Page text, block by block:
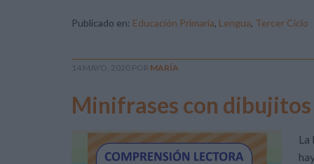
Publicado en: Educación Primaria, Lengua, Tercer Ciclo
14 MAYO, 2020 POR MARÍA
Minifrases con
La